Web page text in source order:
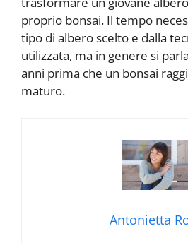
proprio bonsai. Il tempo
tipo di albero scelto e dalla
utilizzata, ma in genere si
anni prima che un bonsai
maturo.
Antonietta